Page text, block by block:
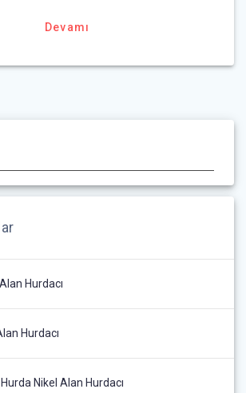
Devamı
Hurdacı
Hurdacı
Nikel Alan Hurdacı